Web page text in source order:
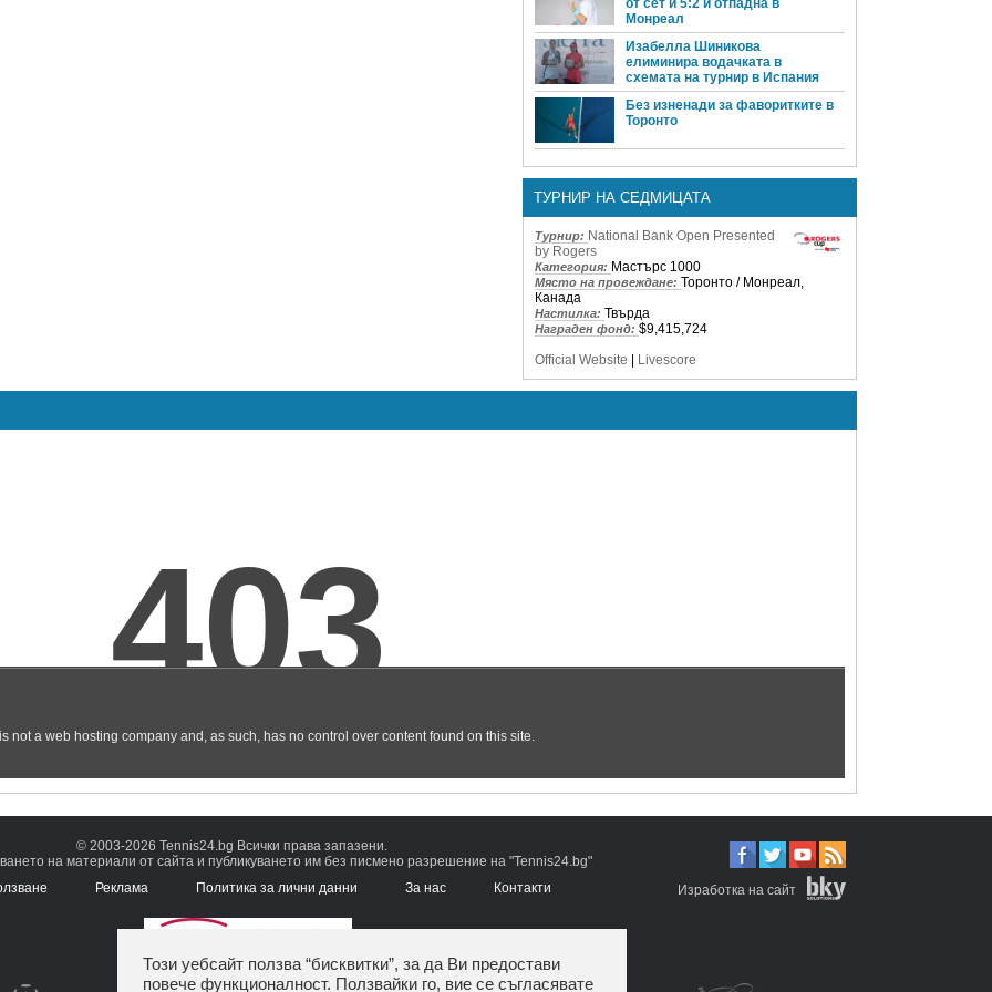
от сет и 5:2 и отпадна в
Монреал
Изабелла Шиникова
елиминира водачката в
схемата на турнир в Испания
Без изненади за фаворитките в
Торонто
ТУРНИР НА СЕДМИЦАТА
Турнир: National Bank Open Presented
by Rogers
Категория: Мастърс 1000
Място на провеждане: Торонто / Монреал,
Канада
Настилка: Твърда
Награден фонд: $9,415,724
Official Website | Livescore
© 2003-2026 Tennis24.bg Всички права запазени.
на материали от сайта и публикуването им без писмено разрешение на "Tennis24.bg"
Реклама Политика за лични данни За нас Контакти Изработка на сайт
Този уебсайт ползва “бисквитки”, за да Ви предостави
повече функционалност. Ползвайки го, вие се съгласявате